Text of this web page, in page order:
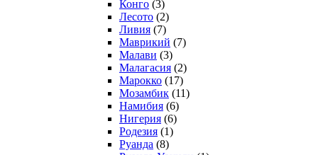
Конго (3)
Лесото (2)
Ливия (7)
Маврикий (7)
Малави (3)
Малагасия (2)
Марокко (17)
Мозамбик (11)
Намибия (6)
Нигерия (6)
Родезия (1)
Руанда (8)